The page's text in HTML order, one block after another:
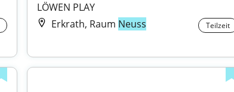
LÖWEN PLAY
Erkrath, Raum Neuss Teilzeit